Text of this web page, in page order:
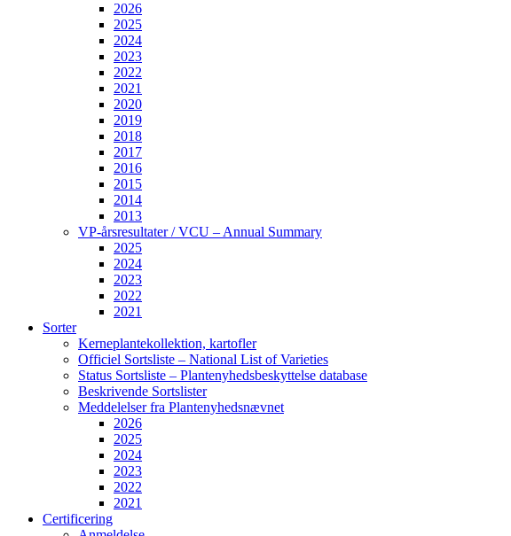
2026
2025
2024
2023
2022
2021
2020
2019
2018
2017
2016
2015
2014
2013
VP-årsresultater / VCU – Annual Summary
2025
2024
2023
2022
2021
Sorter
Kerneplantekollektion, kartofler
Officiel Sortsliste – National List of Varieties
Status Sortsliste – Plantenyhedsbeskyttelse database
Beskrivende Sortslister
Meddelelser fra Plantenyhedsnævnet
2026
2025
2024
2023
2022
2021
Certificering